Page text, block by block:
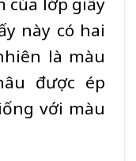
này có hai
là màu
được ép
với màu